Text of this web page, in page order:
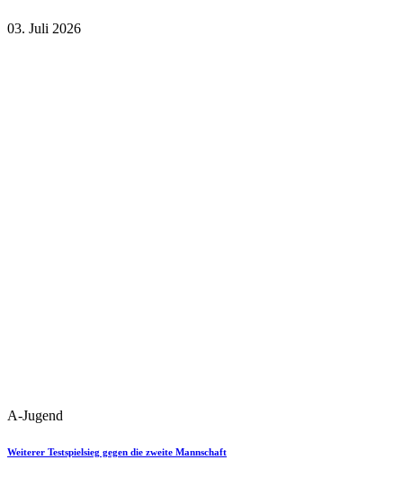
03. Juli 2026
A-Jugend
Weiterer Testspielsieg gegen die zweite Mannschaft